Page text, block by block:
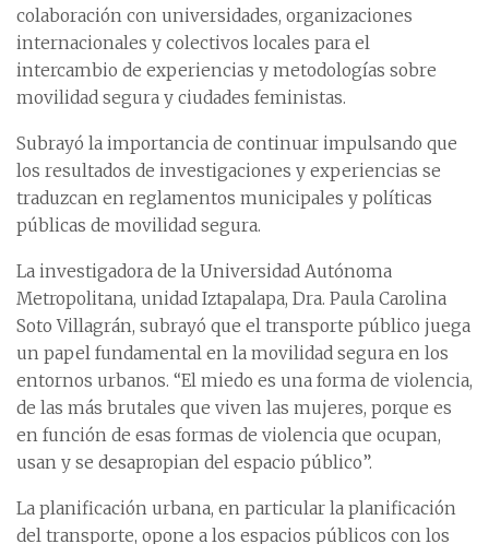
colaboración con universidades, organizaciones
internacionales y colectivos locales para el
intercambio de experiencias y metodologías sobre
movilidad segura y ciudades feministas.
Subrayó la importancia de continuar impulsando que
los resultados de investigaciones y experiencias se
traduzcan en reglamentos municipales y políticas
públicas de movilidad segura.
La investigadora de la Universidad Autónoma
Metropolitana, unidad Iztapalapa, Dra. Paula Carolina
Soto Villagrán, subrayó que el transporte público juega
un papel fundamental en la movilidad segura en los
entornos urbanos. “El miedo es una forma de violencia,
de las más brutales que viven las mujeres, porque es
en función de esas formas de violencia que ocupan,
usan y se desapropian del espacio público”.
La planificación urbana, en particular la planificación
del transporte, opone a los espacios públicos con los